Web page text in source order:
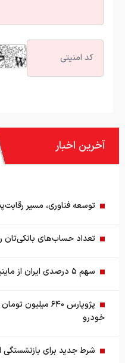
آخرین اخبار
توسعه فناوری، مسیر
تعداد حساب‌های بانکی‌تان را
سهم ۵ درصدی ایران از ماینینگ جهانی کاهش یافت
پژوپارس ۶۴۰
خودرو
شرط جدید برای بازنشستگی